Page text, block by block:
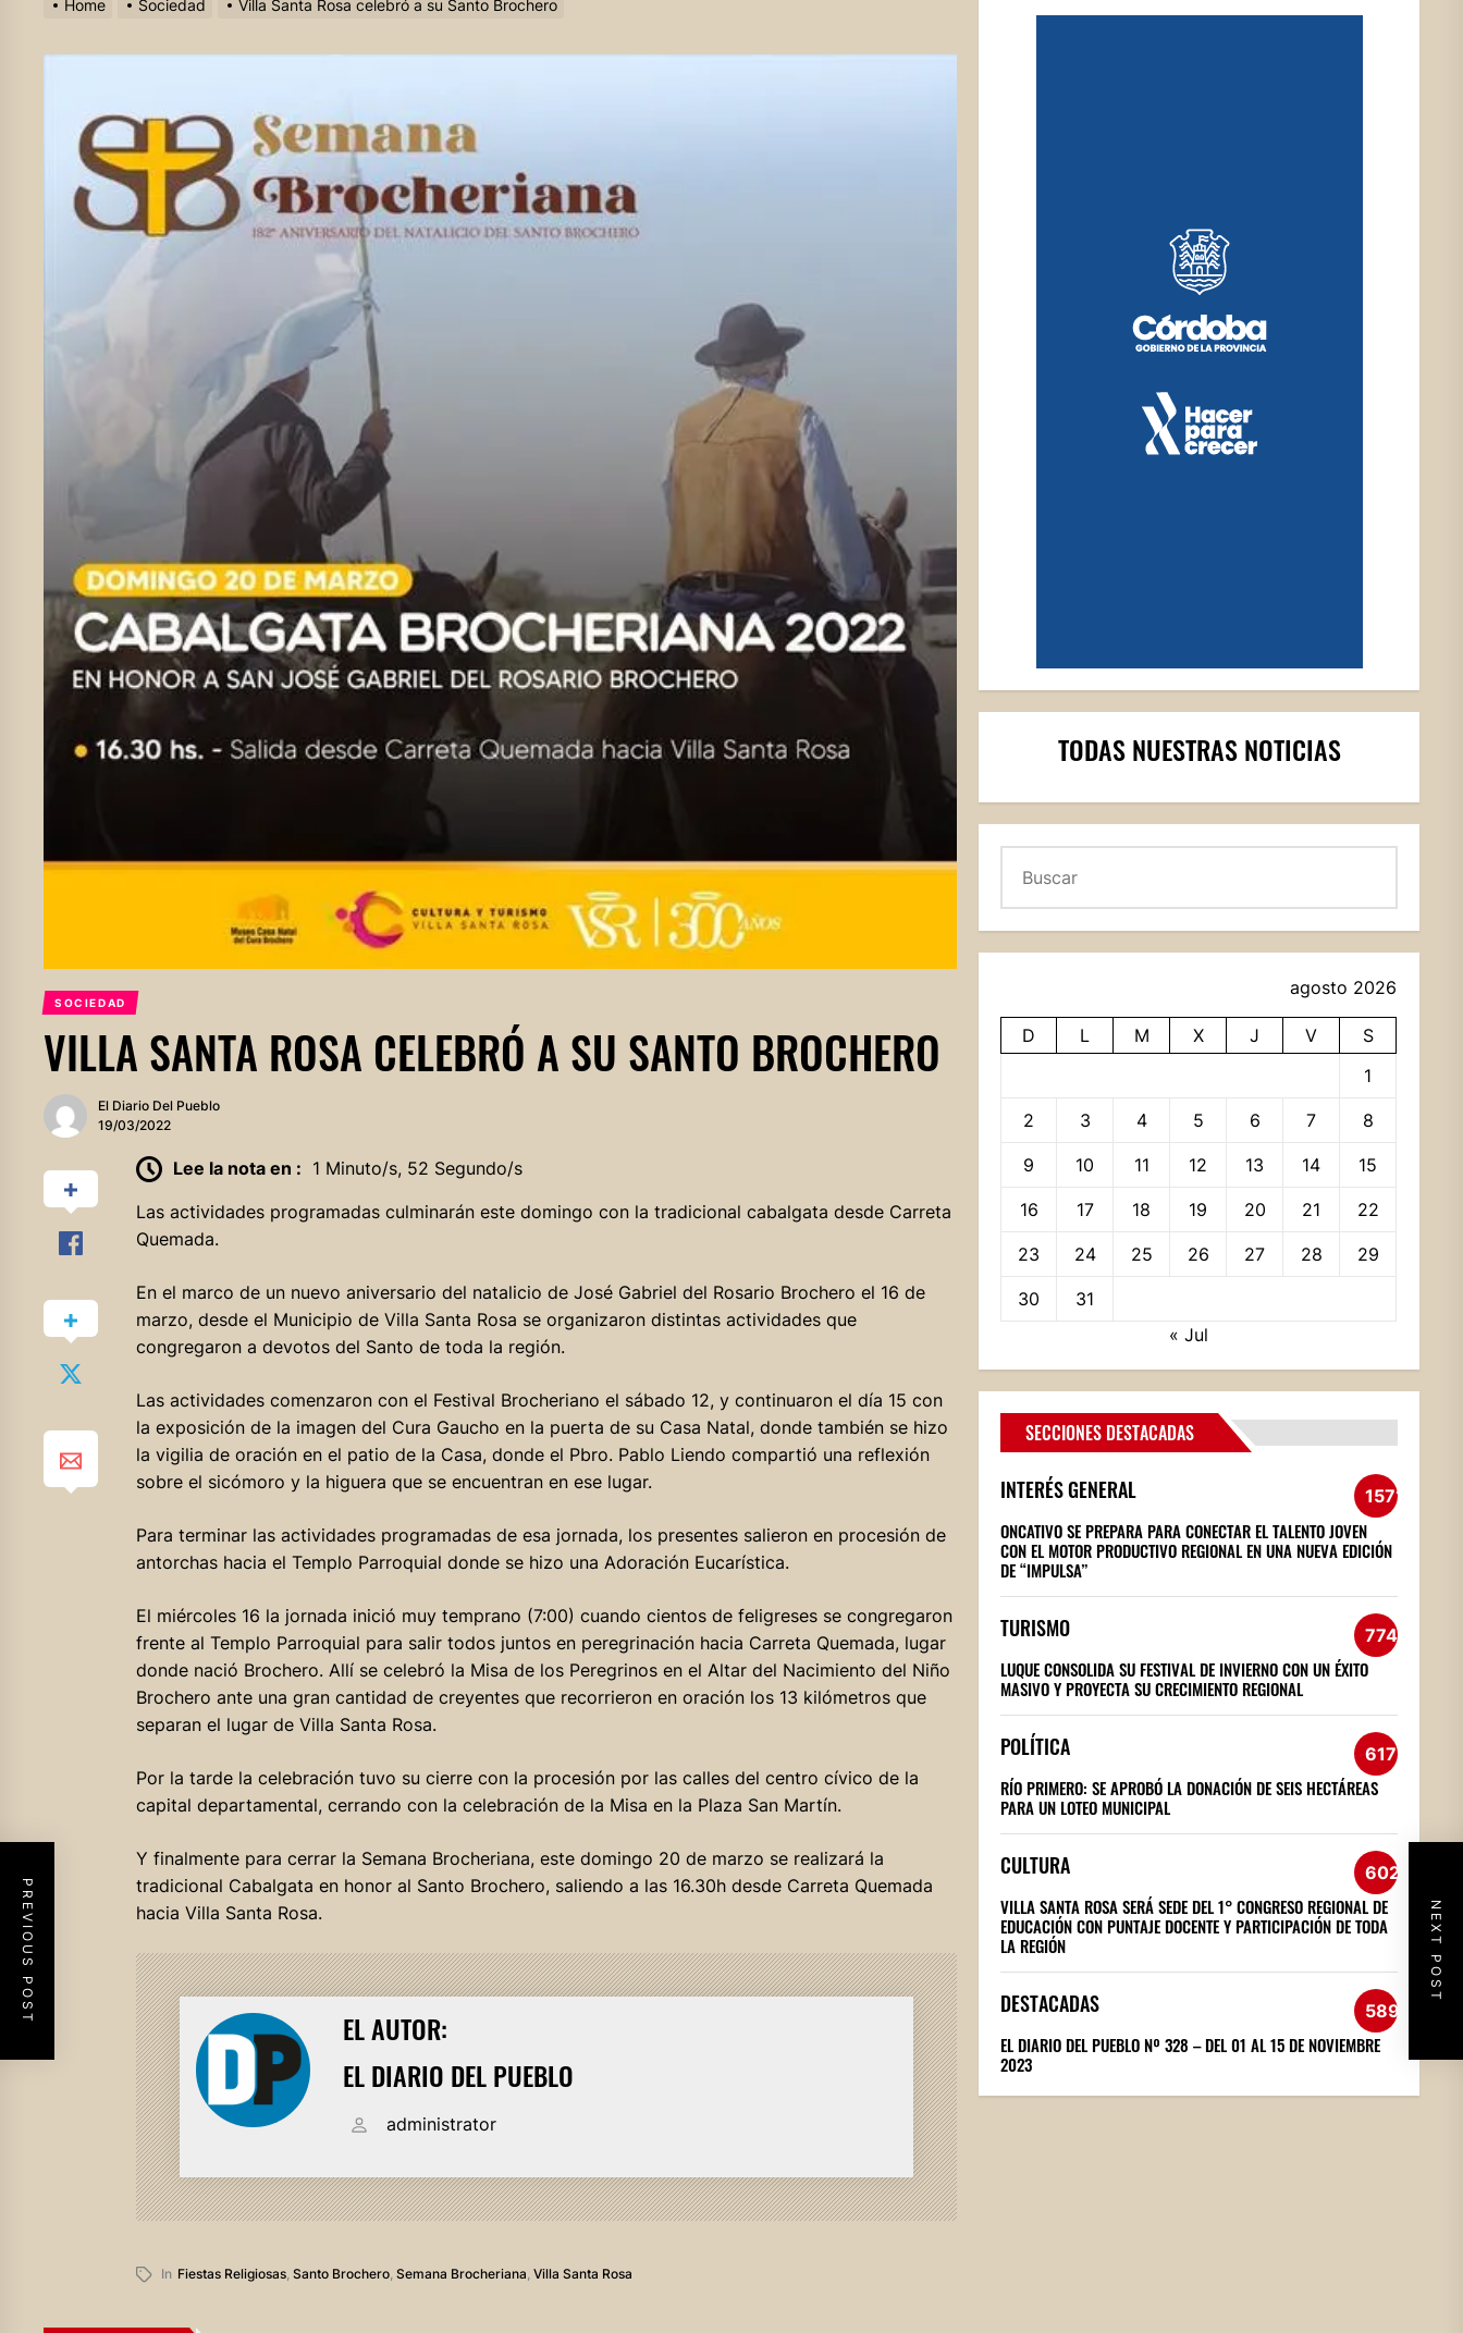
Home Sociedad Villa Santa Rosa celebró a su Santo Brochero
SOCIEDAD
VILLA SANTA ROSA CELEBRÓ A SU SANTO BROCHERO
El Diario Del Pueblo
19/03/2022
Lee la nota en : 1 Minuto/s, 52 Segundo/s
Las actividades programadas culminarán este domingo con la tradicional cabalgata desde Carreta
Quemada.
En el marco de un nuevo aniversario del natalicio de José Gabriel del Rosario Brochero el 16 de
marzo, desde el Municipio de Villa Santa Rosa se organizaron distintas actividades que
congregaron a devotos del Santo de toda la región.
Las actividades comenzaron con el Festival Brocheriano el sábado 12, y continuaron el día 15 con
la exposición de la imagen del Cura Gaucho en la puerta de su Casa Natal, donde también se hizo
la vigilia de oración en el patio de la Casa, donde el Pbro. Pablo Liendo compartió una reflexión
sobre el sicómoro y la higuera que se encuentran en ese lugar.
Para terminar las actividades programadas de esa jornada, los presentes salieron en procesión de
antorchas hacia el Templo Parroquial donde se hizo una Adoración Eucarística.
El miércoles 16 la jornada inició muy temprano (7:00) cuando cientos de feligreses se congregaron
frente al Templo Parroquial para salir todos juntos en peregrinación hacia Carreta Quemada, lugar
donde nació Brochero. Allí se celebró la Misa de los Peregrinos en el Altar del Nacimiento del Niño
Brochero ante una gran cantidad de creyentes que recorrieron en oración los 13 kilómetros que
separan el lugar de Villa Santa Rosa.
Por la tarde la celebración tuvo su cierre con la procesión por las calles del centro cívico de la
capital departamental, cerrando con la celebración de la Misa en la Plaza San Martín.
Y finalmente para cerrar la Semana Brocheriana, este domingo 20 de marzo se realizará la
tradicional Cabalgata en honor al Santo Brochero, saliendo a las 16.30h desde Carreta Quemada
hacia Villa Santa Rosa.
EL AUTOR:
EL DIARIO DEL PUEBLO
administrator
In Fiestas Religiosas, Santo Brochero, Semana Brocheriana, Villa Santa Rosa
PREVIOUS POST NEXT POST
TODAS NUESTRAS NOTICIAS
agosto 2026
D L M X J V
S
1
2 3 4 5 6 7 8
9 10 11 12 13 14 15
16 17 18 19 20 21 22
23 24 25 26 27 28 29
30
31
« Jul
SECCIONES DESTACADAS
INTERÉS GENERAL 1571
ONCATIVO SE PREPARA PARA CONECTAR EL TALENTO JOVEN
CON EL MOTOR PRODUCTIVO REGIONAL EN UNA NUEVA EDICIÓN
DE “IMPULSA”
TURISMO 774
LUQUE CONSOLIDA SU FESTIVAL DE INVIERNO CON UN ÉXITO
MASIVO Y PROYECTA SU CRECIMIENTO REGIONAL
POLÍTICA 617
RÍO PRIMERO: SE APROBÓ LA DONACIÓN DE SEIS HECTÁREAS
PARA UN LOTEO MUNICIPAL
CULTURA 602
VILLA SANTA ROSA SERÁ SEDE DEL 1° CONGRESO REGIONAL DE
EDUCACIÓN CON PUNTAJE DOCENTE Y PARTICIPACIÓN DE TODA
LA REGIÓN
DESTACADAS 589
EL DIARIO DEL PUEBLO Nº 328 – DEL 01 AL 15 DE NOVIEMBRE
2023